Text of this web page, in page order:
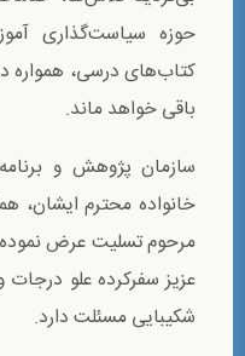
حوزه سیاست‌گذاری
کتاب‌های درسی، همواره
باقی خواهد ماند.
سازمان پژوهش و
خانواده محترم ایشان،
مرحوم تسلیت عرض نموده
عزیز سفرکرده علو درجات
شکیبایی مسئلت دارد.